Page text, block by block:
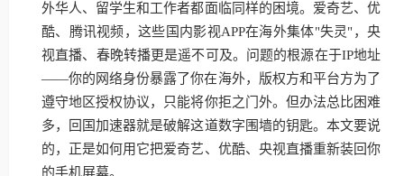
外华人、留学生和工作者都面临同样的困境。爱奇艺、优
酷、腾讯视频，这些国内影视APP在海外集体"失灵"，央
视直播、春晚转播更是遥不可及。问题的根源在于IP地址
——你的网络身份暴露了你在海外，版权方和平台方为了
遵守地区授权协议，只能将你拒之门外。但办法总比困难
多，回国加速器就是破解这道数字围墙的钥匙。本文要说
的，正是如何用它把爱奇艺、优酷、央视直播重新装回你
的手机屏幕。